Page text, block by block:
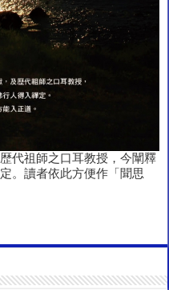
代祖師之口耳教授，今闡釋
。讀者依此方便作「聞思